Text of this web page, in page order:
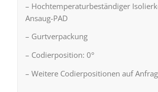
– Hochtemperaturbeständiger
Ansaug-PAD
– Gurtverpackung
– Codierposition: 0°
– Weitere Codierpositionen auf